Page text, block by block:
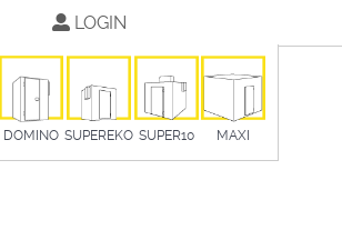
LOGIN
DOMINO SUPEREKO SUPER10 MAXI